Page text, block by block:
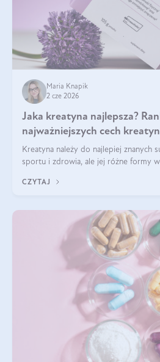
Maria Knapik
2 cze 2026
Jaka kreatyna najlepsza?
najważniejszych cech
Kreatyna należy do najlepiej znanych
sportu i zdrowia, ale jej różne formy
przyglądamy się temu, jaka forma
CZYTAJ